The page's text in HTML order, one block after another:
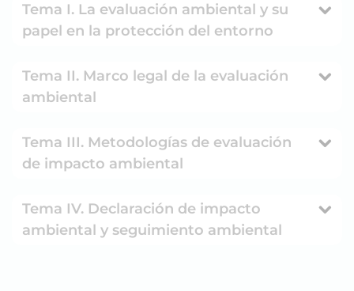
Tema I. La evaluación ambiental y su
papel en la protección del entorno
Tema II. Marco legal de la evaluación
ambiental
Tema III. Metodologías de evaluación
de impacto ambiental
Tema IV. Declaración de impacto
ambiental y seguimiento ambiental